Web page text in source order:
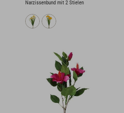
Narzissenbund mit 2 Stielen